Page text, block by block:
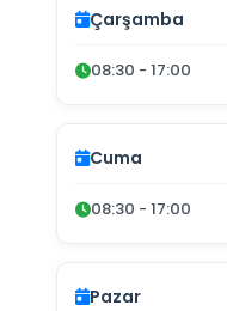
Çarşamba
08:30 - 17:00
Cuma
08:30 - 17:00
Pazar